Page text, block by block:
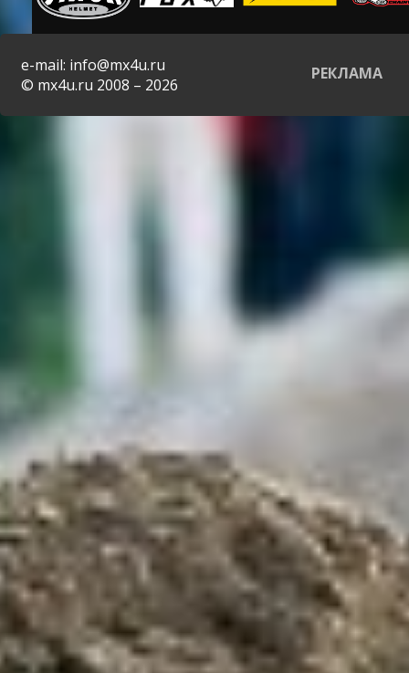
e-mail: info@mx4u.ru
© mx4u.ru 2008 – 2026
РЕКЛАМА